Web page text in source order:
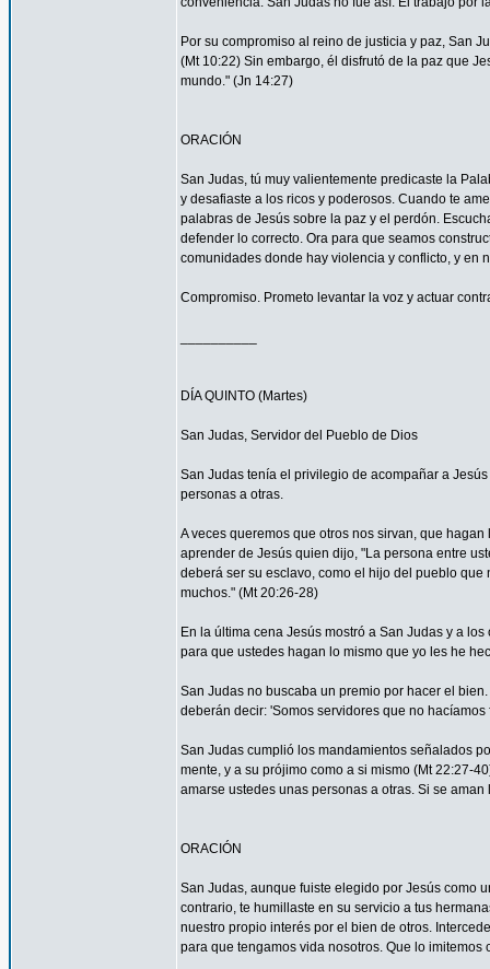
Por su compromiso al reino de justicia y paz, San
(Mt 10:22) Sin embargo, él disfrutó de la paz que
mundo." (Jn 14:27)
ORACIÓN
San Judas, tú muy valientemente predicaste la
y desafiaste a los ricos y poderosos. Cuando te
palabras de Jesús sobre la paz y el perdón.
defender lo correcto. Ora para que seamos
comunidades donde hay violencia y conflicto, y en
Compromiso. Prometo levantar la voz y actuar
DÍA QUINTO (Martes)
San Judas, Servidor del Pueblo de Dios
San Judas tenía el privilegio de acompañar a
personas a otras.
A veces queremos que otros nos sirvan, que
aprender de Jesús quien dijo, "La persona entre
deberá ser su esclavo, como el hijo del pueblo
muchos." (Mt 20:26-28)
En la última cena Jesús mostró a San Judas y a
para que ustedes hagan lo mismo que yo les he
San Judas no buscaba un premio por hacer el
deberán decir: 'Somos servidores que no
San Judas cumplió los mandamientos señalados
mente, y a su prójimo como a si mismo (Mt 22:27-
amarse ustedes unas personas a otras. Si se
ORACIÓN
San Judas, aunque fuiste elegido por Jesús como
contrario, te humillaste en su servicio a tus
nuestro propio interés por el bien de otros.
para que tengamos vida nosotros. Que lo